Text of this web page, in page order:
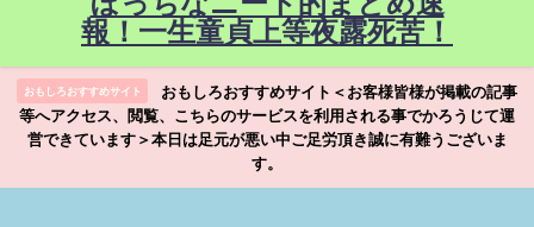
報！一生童貞上等夜露死苦！
おもしろおすすめサイト
おもしろおすすめサイト＜お客様皆様が掲載の記事
等へアクセス、閲覧、こちらのサービスを利用される事でかろうじて運
営できています＞本日は足元が悪い中ご足労頂き誠に有難うございま
す。